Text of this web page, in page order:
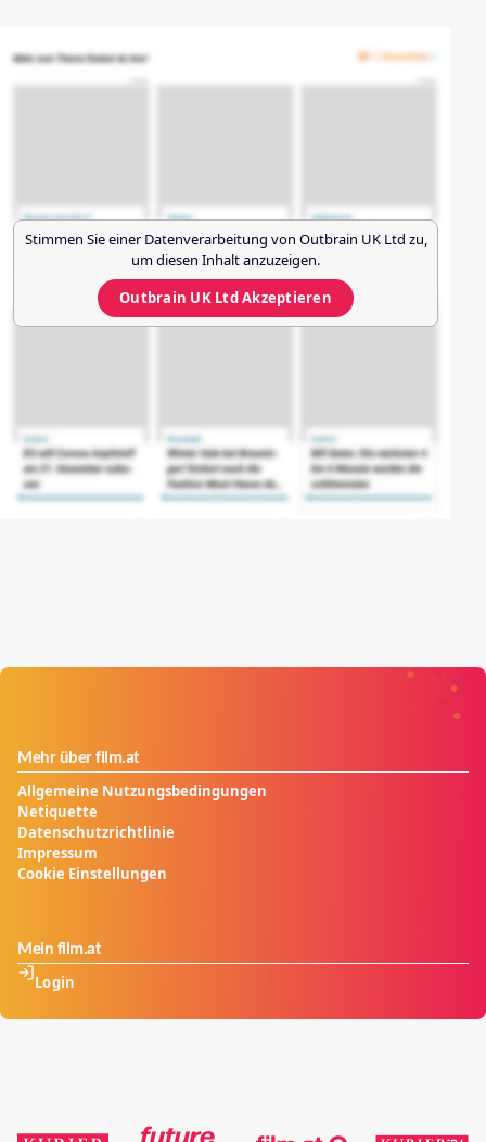
Stimmen Sie einer Datenverarbeitung von Outbrain UK Ltd zu,
um diesen Inhalt anzuzeigen.
Outbrain UK LtdAkzeptieren
Mehr über film.at
Allgemeine Nutzungsbedingungen
Netiquette
Datenschutzrichtlinie
Impressum
Cookie Einstellungen
Mein film.at
Login